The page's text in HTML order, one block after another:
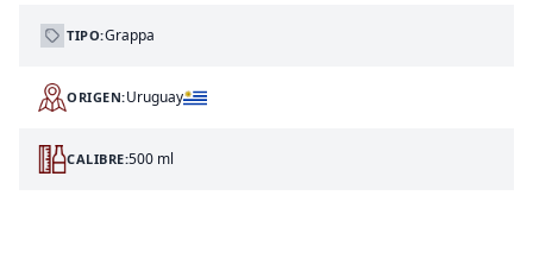
TIPO:Grappa
ORIGEN:Uruguay
CALIBRE:500 ml